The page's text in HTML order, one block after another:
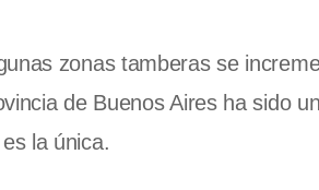
zonas tamberas se
de Buenos Aires ha sido
la única.